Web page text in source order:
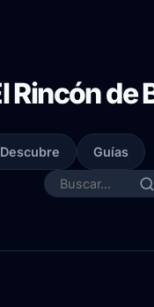
Rincón de
Descubre Guías